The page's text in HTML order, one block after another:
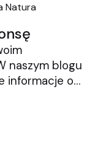
Natura
naszym blogu
informacje o
by